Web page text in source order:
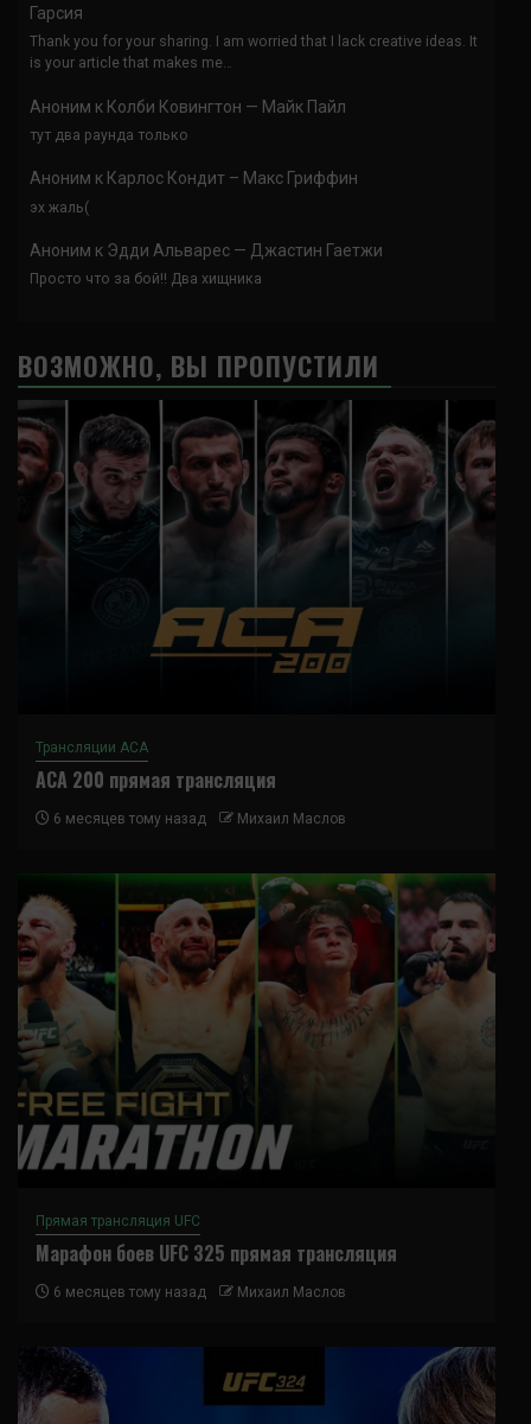
Гарсия
Thank you for your sharing. I am worried that I lack creative ideas. It
is your article that makes me…
Аноним к Колби Ковингтон — Майк Пайл
тут два раунда только
Аноним к Карлос Кондит – Макс Гриффин
эх жаль(
Аноним к Эдди Альварес — Джастин Гаетжи
Просто что за бой!! Два хищника
ВОЗМОЖНО, ВЫ ПРОПУСТИЛИ
Трансляции ACA
ACA 200 прямая трансляция
6 месяцев тому назад Михаил Маслов
Прямая трансляция UFC
Марафон боев UFC 325 прямая трансляция
6 месяцев тому назад Михаил Маслов